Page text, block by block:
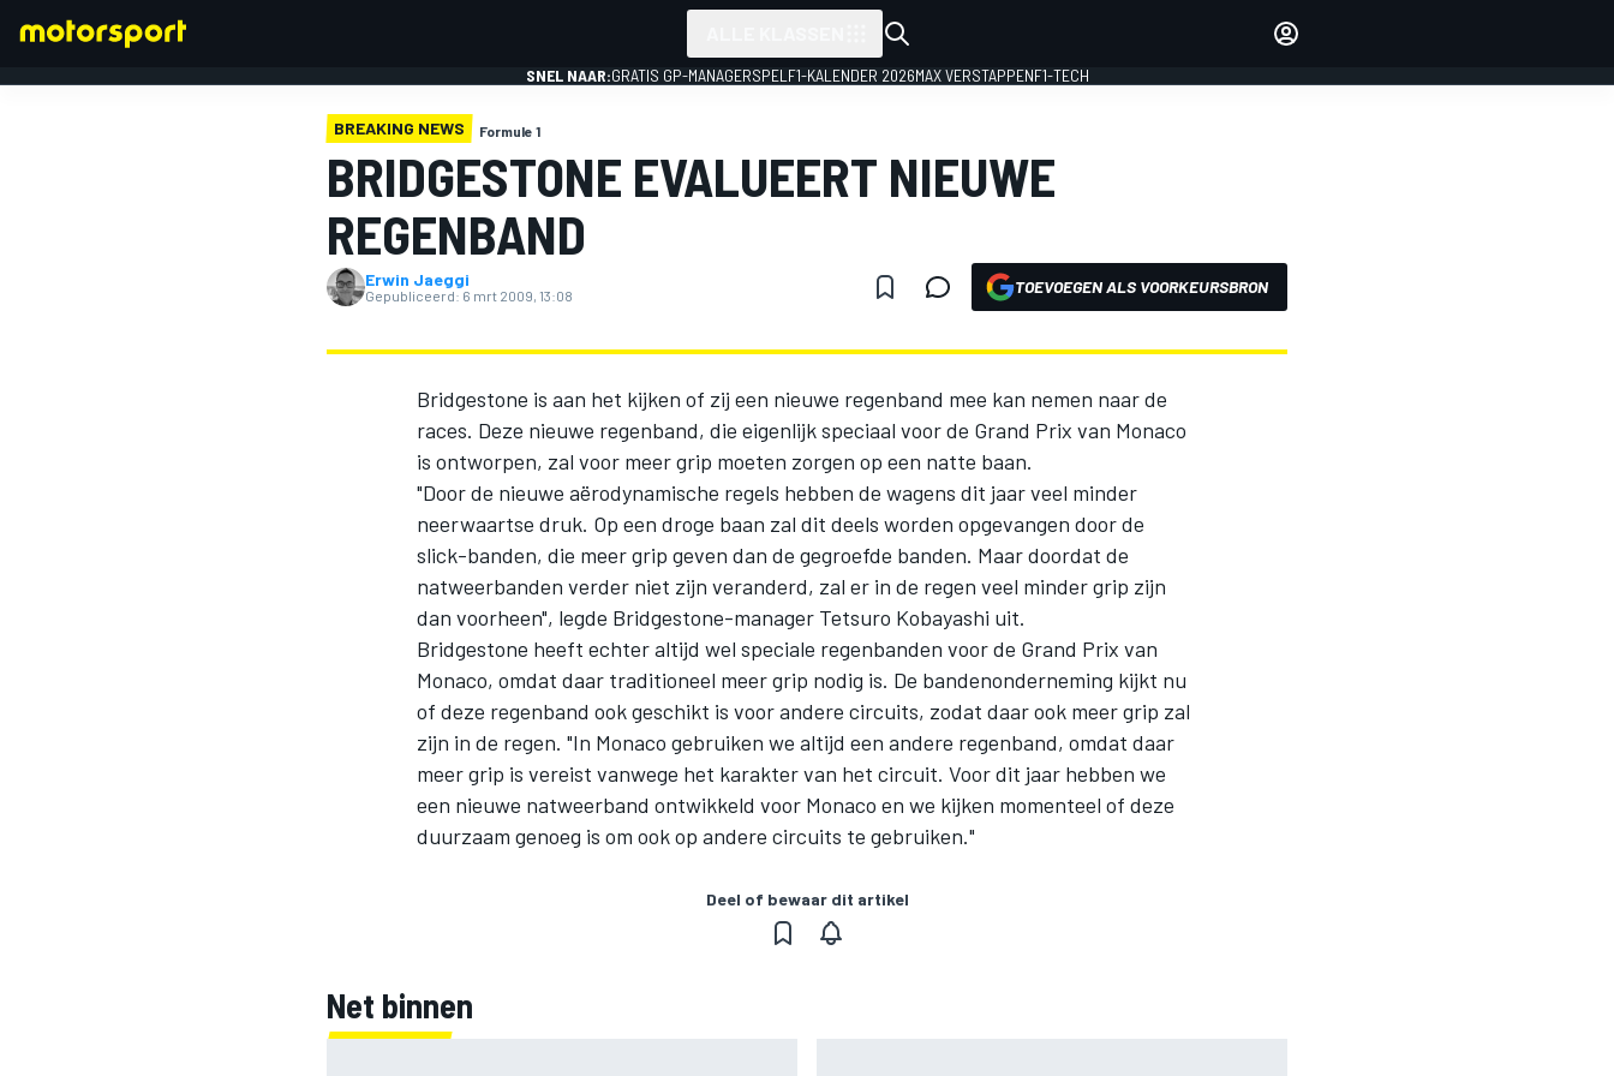
SNEL NAAR:GRATIS GP-MANAGERSPEL F1-KALENDER 2026MAX VERSTAPPENF1-TECH
BREAKING NEWS Formule 1
BRIDGESTONE EVALUEERT NIEUWE
REGENBAND
Erwin Jaeggi
Gepubliceerd: 6 mrt 2009, 13:08 TOEVOEGEN ALS VOORKEURSBRON
Bridgestone is aan het kijken of zij een nieuwe regenband mee kan nemen naar de
races. Deze nieuwe regenband, die eigenlijk speciaal voor de Grand Prix van Monaco
is ontworpen, zal voor meer grip moeten zorgen op een natte baan.
"Door de nieuwe aërodynamische regels hebben de wagens dit jaar veel minder
neerwaartse druk. Op een droge baan zal dit deels worden opgevangen door de
slick-banden, die meer grip geven dan de gegroefde banden. Maar doordat de
natweerbanden verder niet zijn veranderd, zal er in de regen veel minder grip zijn
dan voorheen", legde Bridgestone-manager Tetsuro Kobayashi uit.
Bridgestone heeft echter altijd wel speciale regenbanden voor de Grand Prix van
Monaco, omdat daar traditioneel meer grip nodig is. De bandenonderneming kijkt nu
of deze regenband ook geschikt is voor andere circuits, zodat daar ook meer grip zal
zijn in de regen. "In Monaco gebruiken we altijd een andere regenband, omdat daar
meer grip is vereist vanwege het karakter van het circuit. Voor dit jaar hebben we
een nieuwe natweerband ontwikkeld voor Monaco en we kijken momenteel of deze
duurzaam genoeg is om ook op andere circuits te gebruiken."
Deel of bewaar dit artikel
Net binnen